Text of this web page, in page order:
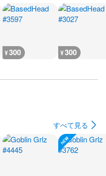
¥300 ¥300
すべて見る